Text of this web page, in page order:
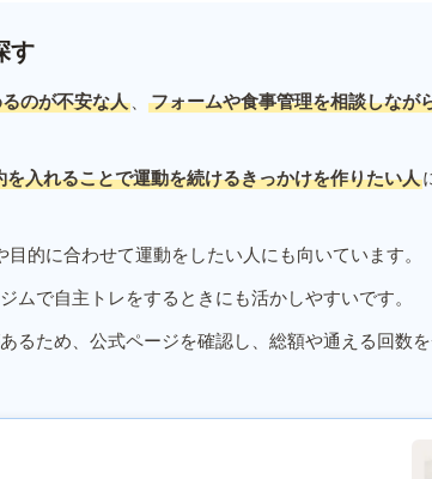
す
のが不安な人 、
フォームや食事管理を相談しなが
を入れることで運動を続けるきっかけを作りたい人
目的に合わせて運動をしたい人にも向いています。
ムで自主トレをするときにも活かしやすいです。
るため、公式ページを確認し、総額や通える回数